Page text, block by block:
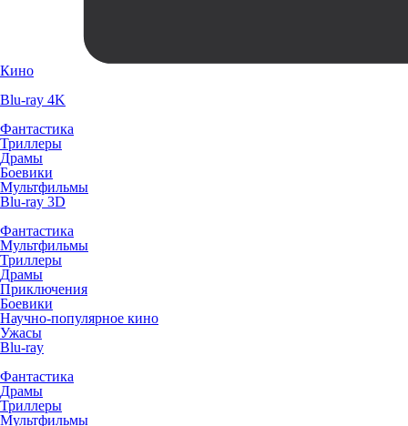
Кино
Blu-ray 4K
Фантастика
Триллеры
Драмы
Боевики
Мультфильмы
Blu-ray 3D
Фантастика
Мультфильмы
Триллеры
Драмы
Приключения
Боевики
Научно-популярное кино
Ужасы
Blu-ray
Фантастика
Драмы
Триллеры
Мультфильмы